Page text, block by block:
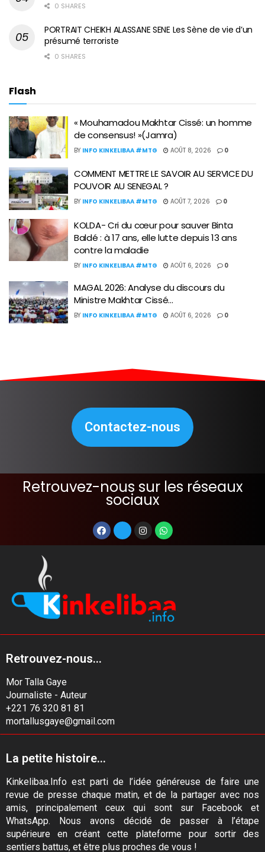
0 SHARES
PORTRAIT CHEIKH ALASSANE SENE Les Sène de vie d’un
présumé terroriste
0 SHARES
Flash
« Mouhamadou Makhtar Cissé: un homme
de consensus! »(Jamra)
BY INFO KINKELIBAA #MTG AOÛT 8, 2026 0
COMMENT METTRE LE SAVOIR AU SERVICE DU
POUVOIR AU SENEGAL ?
BY INFO KINKELIBAA #MTG AOÛT 7, 2026 0
KOLDA- Cri du cœur pour sauver Binta
Baldé : à 17 ans, elle lutte depuis 13 ans
contre la maladie
BY INFO KINKELIBAA #MTG AOÛT 6, 2026 0
MAGAL 2026: Analyse du discours du
Ministre Makhtar Cissé…
BY INFO KINKELIBAA #MTG AOÛT 6, 2026 0
Contactez-nous
Retrouvez-nous sur les réseaux
sociaux
Retrouvez-nous...
Mor Talla Gaye
Journaliste - Auteur
+221 76 320 81 81
mortallusgaye@gmail.com
La petite histoire...
Kinkelibaa.Info est parti de l’idée généreuse de faire une
revue de presse chaque matin, et de la partager avec nos
amis, principalement ceux qui sont sur Facebook et
WhatsApp. Nous avons décidé de passer à l’étape
supérieure en créant cette plateforme pour sortir des
sentiers battus, et être plus proches de vous !